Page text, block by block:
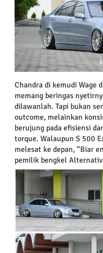
Chandra di kemudi Wage
memang beringas
dilawanlah. Tapi bukan
outcome, melainkan
berujung pada efisiensi
torque. Walaupun S 500
melesat ke depan, “Biar
pemilik bengkel